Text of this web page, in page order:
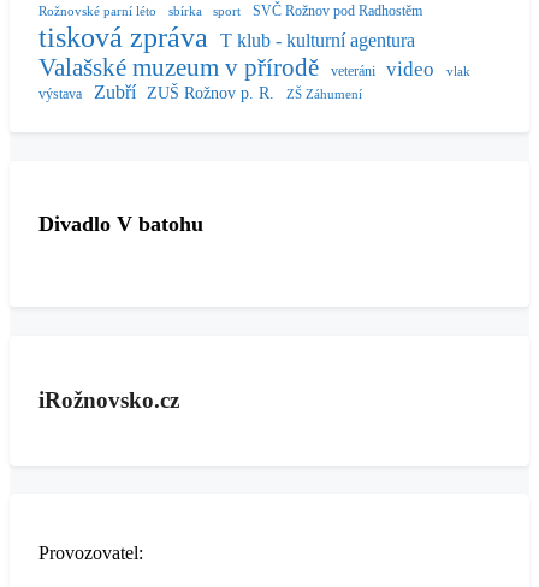
Rožnovské parní léto sbírka sport SVČ Rožnov pod Radhostěm
tisková zpráva T klub - kulturní agentura
Valašské muzeum v přírodě veteráni video vlak
výstava Zubří ZUŠ Rožnov p. R. ZŠ Záhumení
Divadlo V batohu
iRožnovsko.cz
Provozovatel: